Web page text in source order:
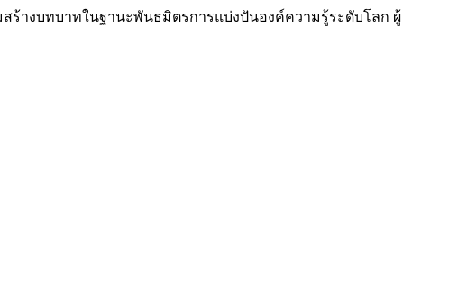
สร้างบทบาทในฐานะพันธมิตรการแบ่งปันองค์ความรู้ระดับโลก ผู้